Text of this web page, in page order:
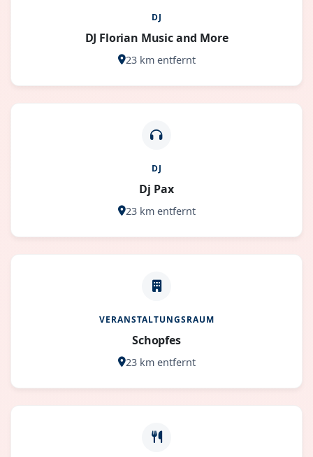
DJ
DJ Florian Music and More
23 km entfernt
DJ
Dj Pax
23 km entfernt
VERANSTALTUNGSRAUM
Schopfes
23 km entfernt